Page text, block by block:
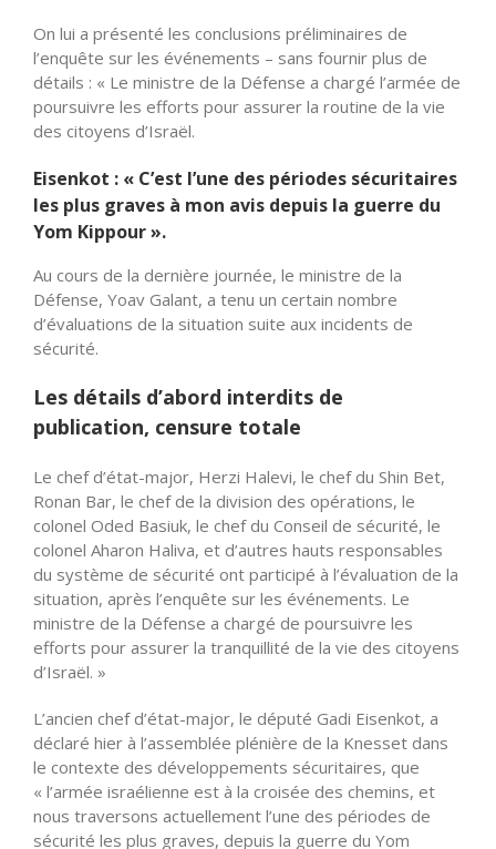
On lui a présenté les conclusions préliminaires de
l’enquête sur les événements – sans fournir plus de
détails : « Le ministre de la Défense a chargé l’armée de
poursuivre les efforts pour assurer la routine de la vie
des citoyens d’Israël.
Eisenkot : « C’est l’une des périodes sécuritaires
les plus graves à mon avis depuis la guerre du
Yom Kippour ».
Au cours de la dernière journée, le ministre de la
Défense, Yoav Galant, a tenu un certain nombre
d’évaluations de la situation suite aux incidents de
sécurité.
Les détails d’abord interdits de
publication, censure totale
Le chef d’état-major, Herzi Halevi, le chef du Shin Bet,
Ronan Bar, le chef de la division des opérations, le
colonel Oded Basiuk, le chef du Conseil de sécurité, le
colonel Aharon Haliva, et d’autres hauts responsables
du système de sécurité ont participé à l’évaluation de la
situation, après l’enquête sur les événements. Le
ministre de la Défense a chargé de poursuivre les
efforts pour assurer la tranquillité de la vie des citoyens
d’Israël. »
L’ancien chef d’état-major, le député Gadi Eisenkot, a
déclaré hier à l’assemblée plénière de la Knesset dans
le contexte des développements sécuritaires, que
« l’armée israélienne est à la croisée des chemins, et
nous traversons actuellement l’une des périodes de
sécurité les plus graves, depuis la guerre du Yom